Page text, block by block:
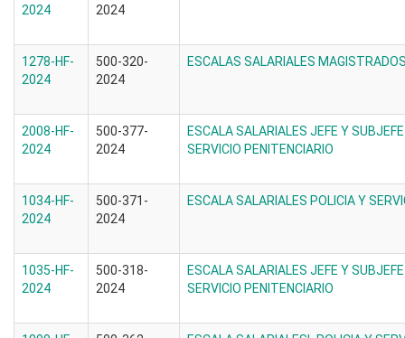
2024
2024
1278-HF-
2024
500-320-
2024
ESCALAS SALARIALES
2008-HF-
2024
500-377-
2024
ESCALA SALARIALES JEFE Y
SERVICIO PENITENCIARIO
1034-HF-
2024
500-371-
2024
ESCALA SALARIALES POLICIA Y
1035-HF-
2024
500-318-
2024
ESCALA SALARIALES JEFE Y
SERVICIO PENITENCIARIO